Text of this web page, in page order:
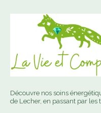
Découvre nos soins
de Lecher, en passant par